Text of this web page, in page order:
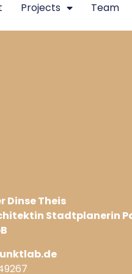
Projects Team
Dinse Theis
Stadtplanerin